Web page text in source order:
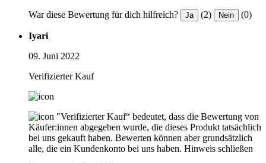
War diese Bewertung für dich hilfreich? Ja (2) Nein (0)
Iyari
09. Juni 2022
Verifizierter Kauf
"Verifizierter Kauf“ bedeutet, dass die Bewertung von
Käufer:innen abgegeben wurde, die dieses Produkt tatsächlich
bei uns gekauft haben. Bewerten können aber grundsätzlich
alle, die ein Kundenkonto bei uns haben. Hinweis schließen